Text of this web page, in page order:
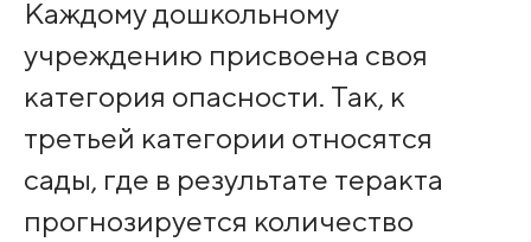
Каждому дошкольному
учреждению присвоена своя
категория опасности. Так, к
третьей категории относятся
сады, где в результате теракта
прогнозируется количество